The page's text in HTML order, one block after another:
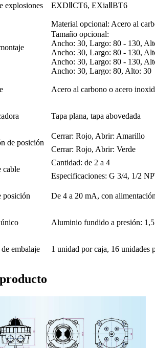
explosiones EXDⅡCT6, EXiaⅡBT6
Material opcional: Acero al
Tamaño opcional:
Ancho: 30, Largo: 80 - 130,
Ancho: 30, Largo: 80 - 130,
Ancho: 30, Largo: 80 - 130,
Ancho: 30, Largo: 80, Alto: 30
Acero al carbono o acero
Tapa plana, tapa abovedada
de posición
Cerrar: Rojo, Abrir: Amarillo
Cerrar: Rojo, Abrir: Verde
cable
Cantidad: de 2 a 4
Especificaciones: G 3/4, 1/2
posición De 4 a 20 mA, con
Aluminio fundido a presión:
embalaje 1 unidad por caja, 16 unidades